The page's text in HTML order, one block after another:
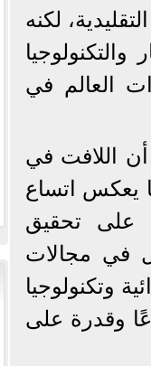
لكنه
العالم في
اللافت في
يعكس اتساع
على تحقيق
في مجالات
وتكنولوجيا
وقدرة على